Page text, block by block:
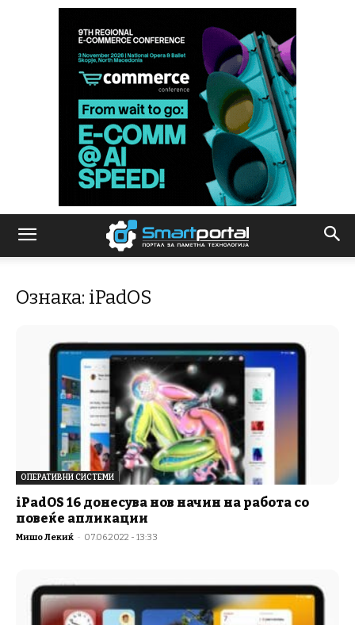
Ознака: iPadOS
ОПЕРАТИВНИ СИСТЕМИ
iPadOS 16 донесува нов начин на работа со
повеќе апликации
Мишо Лекиќ - 07.06.2022 - 13:33